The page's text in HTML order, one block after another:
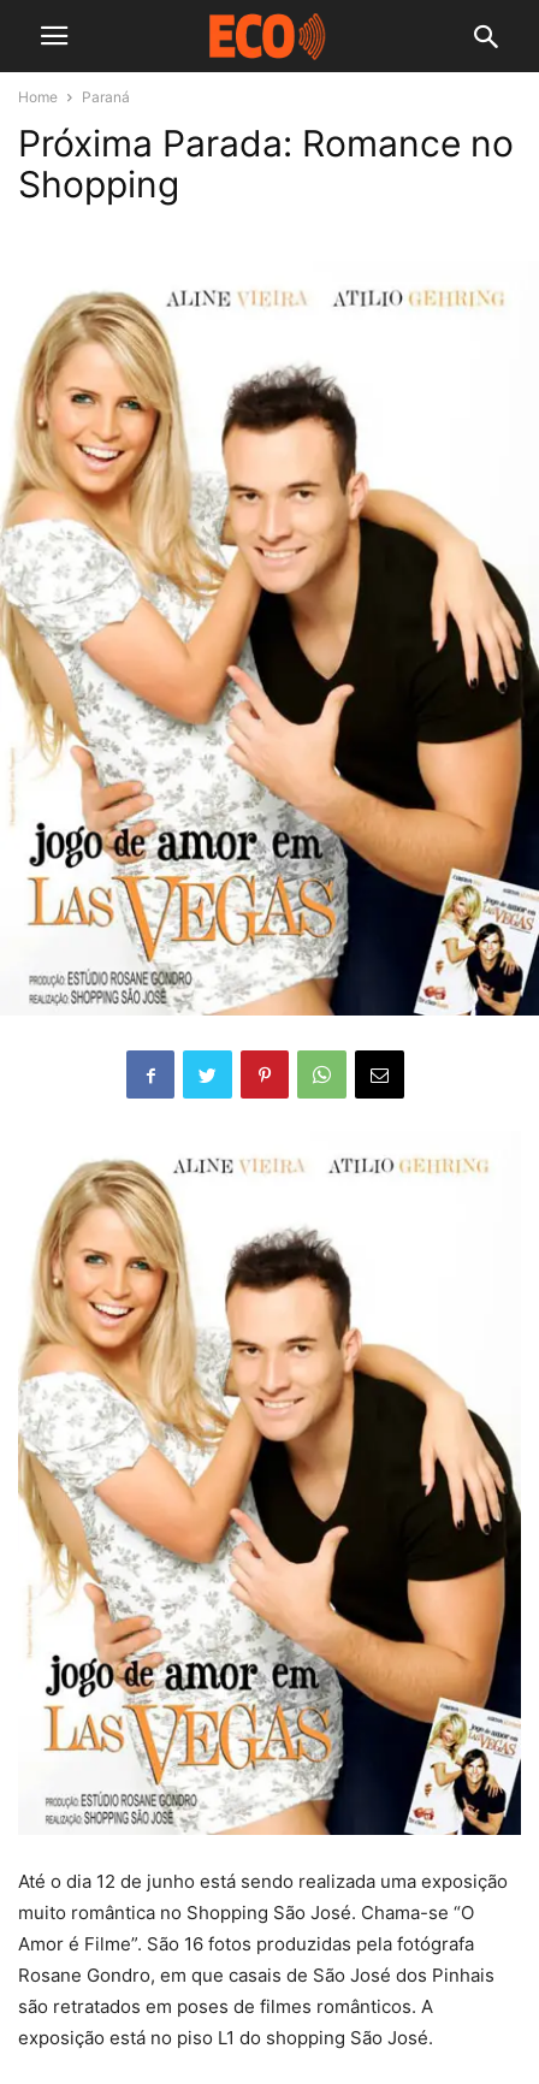
Home Paraná
Próxima Parada: Romance no
Shopping
Até o dia 12 de junho está sendo realizada uma exposição
muito romântica no Shopping São José. Chama-se “O
Amor é Filme”. São 16 fotos produzidas pela fotógrafa
Rosane Gondro, em que casais de São José dos Pinhais
são retratados em poses de filmes românticos. A
exposição está no piso L1 do shopping São José.